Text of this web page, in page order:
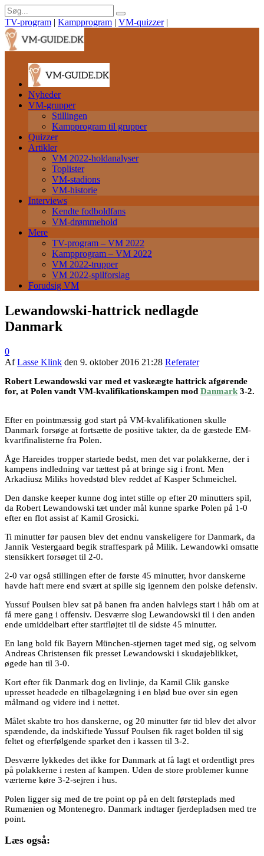
TV-program | Kampprogram | VM-quizzer |
Nyheder
VM-grupper
Stillingen
Kampprogram til grupper
Quizzer
Artikler
VM 2022-holdanalyser
Toplister
VM-stadions
VM-historie
Interviews
Kendte fodboldfans
VM-drømmehold
Mere
TV-program – VM 2022
Kampprogram – VM 2022
VM 2022-trupper
VM 2022-spilforslag
Forudsig VM
Lewandowski-hattrick nedlagde
Danmark
0
AfLasse Klink den 9. oktober 2016 21:28 Referater
Robert Lewandowski var med et vaskeægte hattrick afgørende
for, at Polen vandt VM-kvalifikationskampen mod Danmark 3-2.
Efter en pointmæssig god start på VM-kvalifikationen skulle
Danmark forsøge at fortsætte de positive takter, da de gæstede EM-
kvartfinalisterne fra Polen.
Åge Hareides tropper startede bedst, men det var polakkerne, der i
kampens indledning var tættest på at bringe sig i front. Men
Arkadiusz Miliks hovedstød blev reddet af Kasper Schmeichel.
Den danske keeper kunne dog intet stille op efter 20 minutters spil,
da Robert Lewandowski tæt under mål kunne sparke Polen på 1-0
efter en flot assist af Kamil Grosicki.
Ti minutter før pausen blev det endnu vanskeligere for Danmark, da
Jannik Vestergaard begik straffespark på Milik. Lewandowki omsatte
stensikkert forsøget til 2-0.
2-0 var også stillingen efter de første 45 minutter, hvor danskerne
havde haft mere end svært at spille sig igennem den polske defensiv.
Yussuf Poulsen blev sat på banen fra anden halvlegs start i håb om at
få mere gang i offensiv. Desværre slog Lewandowski til i den anden
ende umiddelbart efter startfløjtet til de sidste 45 minutter.
En lang bold fik Bayern München-stjernen taget med sig, og selvom
Andreas Christensen fik presset Lewandowski i skudøjeblikket,
øgede han til 3-0.
Kort efter fik Danmark dog en livlinje, da Kamil Glik ganske
upresset headede en tilbagelægning i en blød bue over sin egen
målmand og videre ind i nettet.
Målet skabte tro hos danskerne, og 20 minutter før tid blev det alvor
spændende, da indskiftede Yussuf Poulsen fik raget bolden til sig
feltet og efterfølgende sparket den i kassen til 3-2.
Desværre lykkedes det ikke for Danmark at få lagt et ordentligt pres
på polakkerne i resten af kampen. Uden de store problemer kunne
værterne køre 3-2-sejren i hus.
Polen ligger sig med de tre point op på en delt førsteplads med
Rumænien og Montenegro. Danmark indtager fjerdepladsen med tre
point.
Læs også: